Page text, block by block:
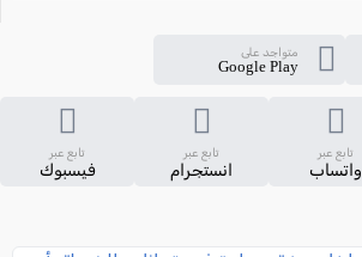
متواجد على
Google Play
تابع عبر
واتساب
تابع عبر
انستجرام
تابع عبر
فيسبوك